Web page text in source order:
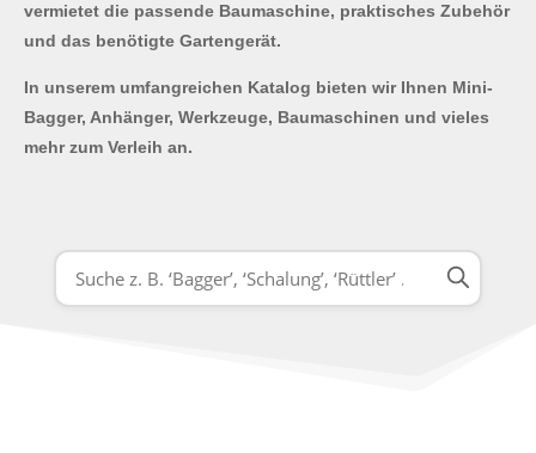
vermietet die passende Baumaschine, praktisches Zubehör
und das benötigte Gartengerät.
In unserem umfangreichen Katalog bieten wir Ihnen Mini-
Bagger, Anhänger, Werkzeuge, Baumaschinen und vieles
mehr zum Verleih an.